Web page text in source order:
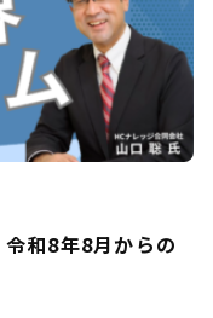
和8年8月からの